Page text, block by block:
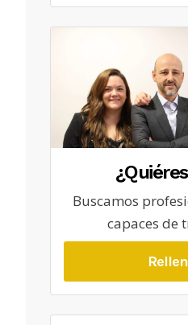
Buscamos
capaces de